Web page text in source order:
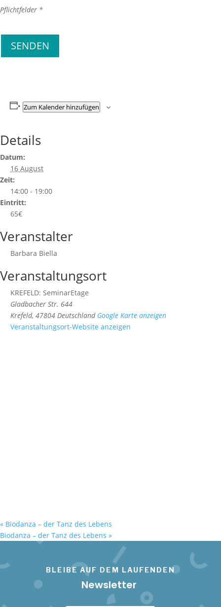
Pflichtfelder *
SENDEN
Zum Kalender hinzufügen
Details
Datum:
16 August
Zeit:
14:00 - 19:00
Eintritt:
65€
Veranstalter
Barbara Biella
Veranstaltungsort
KREFELD: SeminarEtage
Gladbacher Str. 644
Krefeld, 47804 Deutschland Google Karte anzeigen
Veranstaltungsort-Website anzeigen
« Biodanza – der Tanz des Lebens
Biodanza – der Tanz des Lebens »
BLEIBE AUF DEM LAUFENDEN
Newsletter